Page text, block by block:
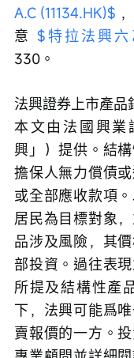
A.C (11134.HK)$
意 $特拉法興六
330。
法興證券上市產品
本文由法國興業
興」）提供。結
擔保人無力償債
或全部應收款項
居民為目標對象
品涉及風險，其
部投資。過往表
所提及結構性產
下，法興可能爲
賣報價的一方。